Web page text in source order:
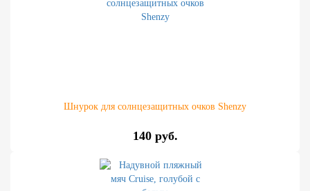
Шнурок для солнцезащитных очков Shenzy
140 руб.